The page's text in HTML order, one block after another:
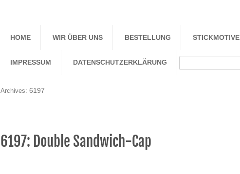
HOME
WIR ÜBER UNS BESTELLUNG STICKMOTIVE
IMPRESSUM DATENSCHUTZERKLÄRUNG
Archives: 6197
6197: Double Sandwich-Cap